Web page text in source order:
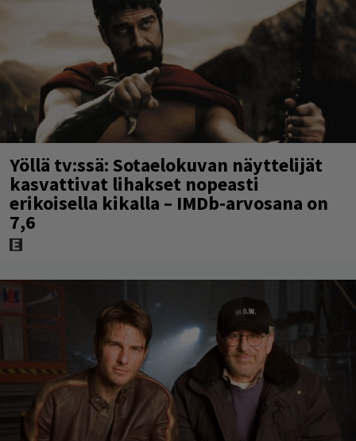
Yöllä tv:ssä: Sotaelokuvan näyttelijät
kasvattivat lihakset nopeasti
erikoisella kikalla – IMDb-arvosana on
7,6